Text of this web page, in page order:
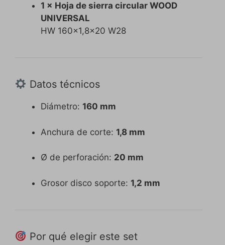
1 × Hoja de sierra circular WOOD
UNIVERSAL
HW 160×1,8×20 W28
Datos técnicos
Diámetro: 160 mm
Anchura de corte: 1,8 mm
Ø de perforación: 20 mm
Grosor disco soporte: 1,2 mm
Por qué elegir este set